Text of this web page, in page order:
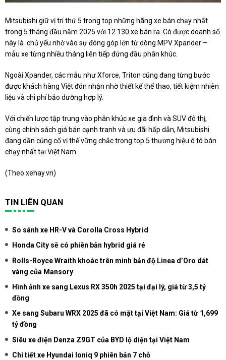
Mitsubishi giữ vị trí thứ 5 trong top những hãng xe bán chạy nhất
trong 5 tháng đầu năm 2025 với 12.130 xe bán ra. Có được doanh số
này là chủ yếu nhờ vào sự đóng góp lớn từ dòng MPV Xpander –
mẫu xe từng nhiều tháng liên tiếp đứng đầu phân khúc.
Ngoài Xpander, các mẫu như Xforce, Triton cũng đang từng bước
được khách hàng Việt đón nhận nhờ thiết kế thể thao, tiết kiệm nhiên
liệu và chi phí bảo dưỡng hợp lý.
Với chiến lược tập trung vào phân khúc xe gia đình và SUV đô thị,
cùng chính sách giá bán cạnh tranh và ưu đãi hấp dẫn, Mitsubishi
đang dần củng cố vị thế vững chắc trong top 5 thương hiệu ô tô bán
chạy nhất tại Việt Nam.
(Theo xehay.vn)
TIN LIÊN QUAN
So sánh xe HR-V và Corolla Cross Hybrid
Honda City sẽ có phiên bản hybrid giá rẻ
Rolls-Royce Wraith khoác trên mình bản độ Linea d’Oro dát
vàng của Mansory
Hình ảnh xe sang Lexus RX 350h 2025 tại đại lý, giá từ 3,5 tỷ
đồng
Xe sang Subaru WRX 2025 đã có mặt tại Việt Nam: Giá từ 1,699
tỷ đồng
Siêu xe điện Denza Z9GT của BYD lộ diện tại Việt Nam
Chi tiết xe Hyundai Ioniq 9 phiên bản 7 chỗ